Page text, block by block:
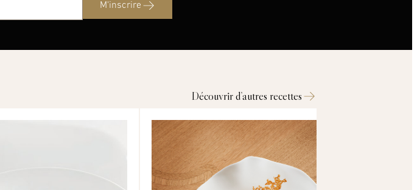
M'inscrire
Découvrir d’autres recettes